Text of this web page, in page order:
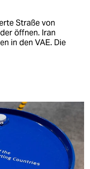
Straße von
öffnen. Iran
in den VAE. Die